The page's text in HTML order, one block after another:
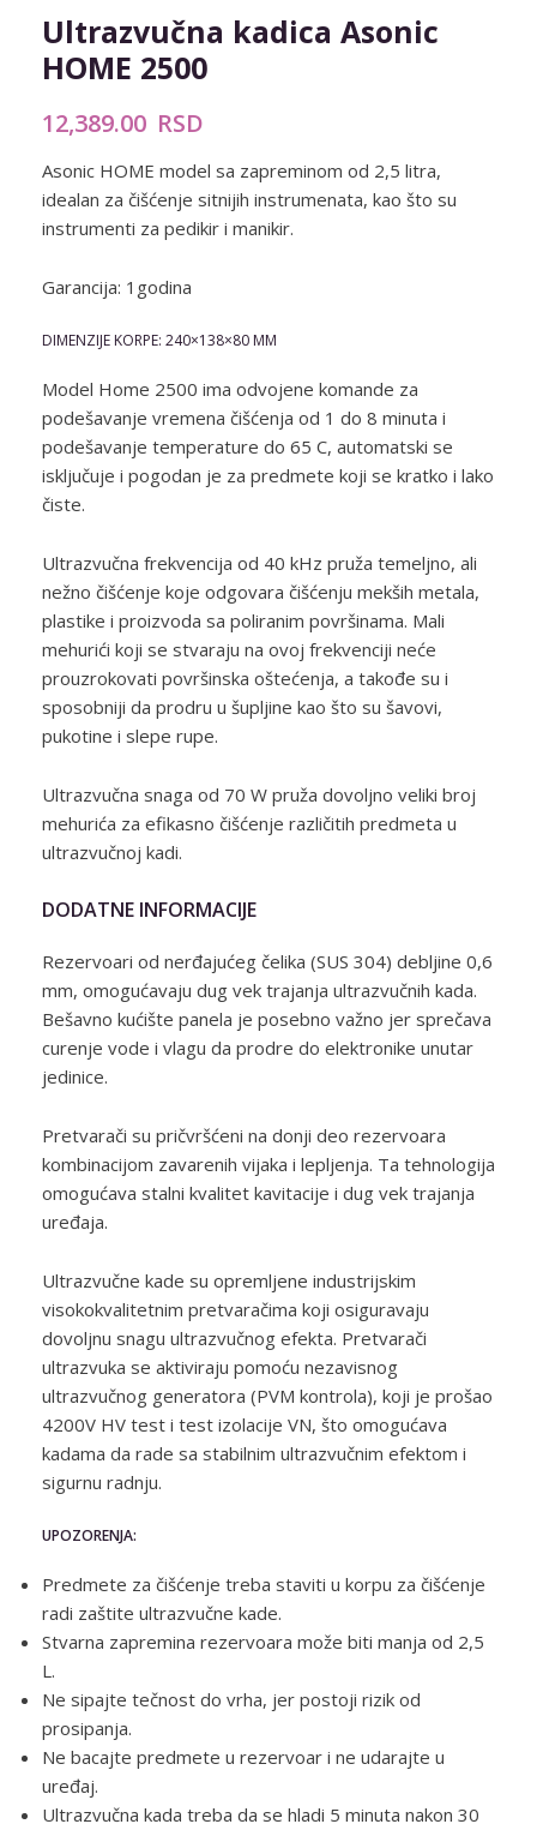
Ultrazvučna kadica Asonic
HOME 2500
12,389.00 RSD
Asonic HOME model sa zapreminom od 2,5 litra,
idealan za čišćenje sitnijih instrumenata, kao što su
instrumenti za pedikir i manikir.
Garancija: 1godina
DIMENZIJE KORPE: 240×138×80 MM
Model Home 2500 ima odvojene komande za
podešavanje vremena čišćenja od 1 do 8 minuta i
podešavanje temperature do 65 C, automatski se
isključuje i pogodan je za predmete koji se kratko i lako
čiste.
Ultrazvučna frekvencija od 40 kHz pruža temeljno, ali
nežno čišćenje koje odgovara čišćenju mekših metala,
plastike i proizvoda sa poliranim površinama. Mali
mehurići koji se stvaraju na ovoj frekvenciji neće
prouzrokovati površinska oštećenja, a takođe su i
sposobniji da prodru u šupljine kao što su šavovi,
pukotine i slepe rupe.
Ultrazvučna snaga od 70 W pruža dovoljno veliki broj
mehurića za efikasno čišćenje različitih predmeta u
ultrazvučnoj kadi.
DODATNE INFORMACIJE
Rezervoari od nerđajućeg čelika (SUS 304) debljine 0,6
mm, omogućavaju dug vek trajanja ultrazvučnih kada.
Bešavno kućište panela je posebno važno jer sprečava
curenje vode i vlagu da prodre do elektronike unutar
jedinice.
Pretvarači su pričvršćeni na donji deo rezervoara
kombinacijom zavarenih vijaka i lepljenja. Ta tehnologija
omogućava stalni kvalitet kavitacije i dug vek trajanja
uređaja.
Ultrazvučne kade su opremljene industrijskim
visokokvalitetnim pretvaračima koji osiguravaju
dovoljnu snagu ultrazvučnog efekta. Pretvarači
ultrazvuka se aktiviraju pomoću nezavisnog
ultrazvučnog generatora (PVM kontrola), koji je prošao
4200V HV test i test izolacije VN, što omogućava
kadama da rade sa stabilnim ultrazvučnim efektom i
sigurnu radnju.
UPOZORENJA:
Predmete za čišćenje treba staviti u korpu za čišćenje
radi zaštite ultrazvučne kade.
Stvarna zapremina rezervoara može biti manja od 2,5
L.
Ne sipajte tečnost do vrha, jer postoji rizik od
prosipanja.
Ne bacajte predmete u rezervoar i ne udarajte u
uređaj.
Ultrazvučna kada treba da se hladi 5 minuta nakon 30